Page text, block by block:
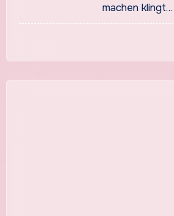
machen klingt…